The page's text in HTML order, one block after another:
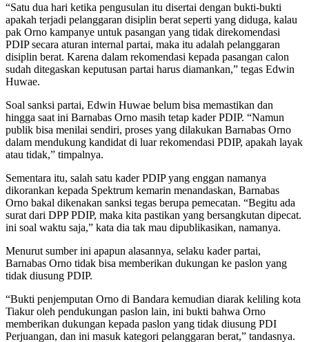
“Satu dua hari ketika pengusulan itu disertai dengan bukti-bukti
apakah terjadi pelanggaran disiplin berat seperti yang diduga, kalau
pak Orno kampanye untuk pasangan yang tidak direkomendasi
PDIP secara aturan internal partai, maka itu adalah pelanggaran
disiplin berat. Karena dalam rekomendasi kepada pasangan calon
sudah ditegaskan keputusan partai harus diamankan,” tegas Edwin
Huwae.
Soal sanksi partai, Edwin Huwae belum bisa memastikan dan
hingga saat ini Barnabas Orno masih tetap kader PDIP. “Namun
publik bisa menilai sendiri, proses yang dilakukan Barnabas Orno
dalam mendukung kandidat di luar rekomendasi PDIP, apakah layak
atau tidak,” timpalnya.
Sementara itu, salah satu kader PDIP yang enggan namanya
dikorankan kepada Spektrum kemarin menandaskan, Barnabas
Orno bakal dikenakan sanksi tegas berupa pemecatan. “Begitu ada
surat dari DPP PDIP, maka kita pastikan yang bersangkutan dipecat.
ini soal waktu saja,” kata dia tak mau dipublikasikan, namanya.
Menurut sumber ini apapun alasannya, selaku kader partai,
Barnabas Orno tidak bisa memberikan dukungan ke paslon yang
tidak diusung PDIP.
“Bukti penjemputan Orno di Bandara kemudian diarak keliling kota
Tiakur oleh pendukungan paslon lain, ini bukti bahwa Orno
memberikan dukungan kepada paslon yang tidak diusung PDI
Perjuangan, dan ini masuk kategori pelanggaran berat,” tandasnya.